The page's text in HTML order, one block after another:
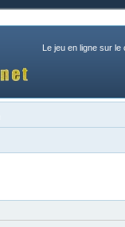
Le jeu en ligne sur le